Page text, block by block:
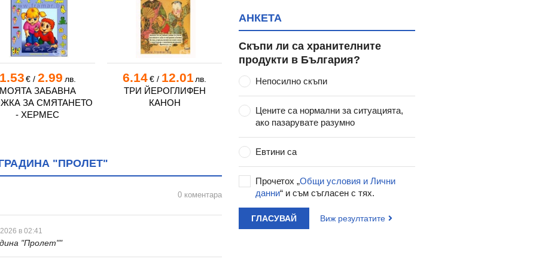
гр. Белослав
гр. Варна
Варна
Варна
Варна
гр. Варна
Варна
Варна
Варна
гр. Варна
гр. Варна
с. Тополи
1.53 € /2.99 лв.
МОЯТА ЗАБАВНА
ЗА СМЯТАНЕТО
- ХЕРМЕС
6.14€/ 12.01 лв.
ТРИ ЙЕРОГЛИФЕН
КАНОН
2.53€/4.95 лв.
УПРАЖНЕНИЯ - СИНЯ -
ХЕРМЕС
ХЕРМЕС
"ПРОЛЕТ"
0 коментара
в 02:41
"Пролет""
АНКЕТА
Скъпи ли са хранителните
продукти в България?
Непосилно скъпи
Цените са нормални за ситуацията,
ако пазарувате разумно
Евтини са
Прочетох „Общи условия и Лични
данни“ и съм съгласен с тях.
ГЛАСУВАЙ Виж резултатите